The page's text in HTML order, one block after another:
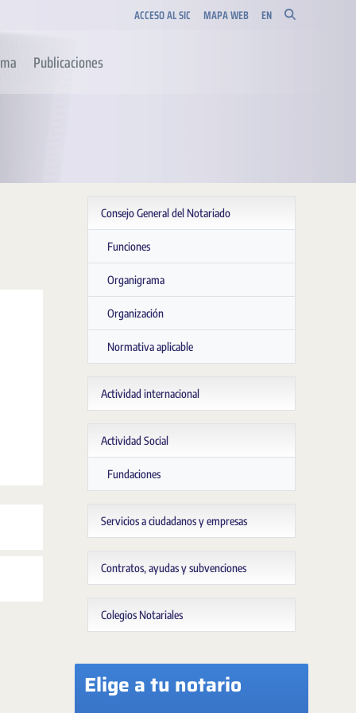
ACCESO AL SIC MAPA WEB EN
Publicaciones
Consejo General del Notariado
Funciones
Organigrama
Organización
Normativa aplicable
Actividad internacional
Actividad Social
Fundaciones
Servicios a ciudadanos y empresas
Contratos, ayudas y subvenciones
Colegios Notariales
Elige a tu notario